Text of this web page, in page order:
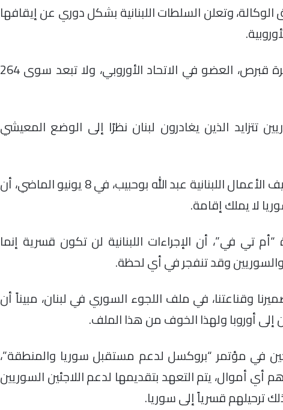
وتعلن السلطات اللبنانية بشكل دوري عن إيقافها
وعادة ما تكون الوجهة المحتملة هي جزيرة قبرص، العضو في الاتحاد الأوروبي، ولا تبعد سوى 264
تتزايد الذين يغادرون لبنان نظرًا إلى الوضع المعيشي
وسبق أن أكد وزير الخارجية في حكومة تصريف الأعمال اللبنانية عبد الله بوحبيب، في 8 يونيو الماضي، أن
لا يملك إقامة.
تي في”، أن الإجراءات اللبنانية لن تكون قسرية إنما
والسوريين وقد تنفجر في أي لحظة.
وقناعتنا، في ملف اللجوء السوري في لبنان، مبيناً أن
إلى أوروبا ولهذا الخوف من هذا الملف.
في مؤتمر “بروكسل لدعم مستقبل سوريا والمنطقة”،
ألا تساهم أي أموال، يتم التعهد بتقديمها لدعم اللاجئين السوريين
ترحيلهم قسرياً إلى سوريا.